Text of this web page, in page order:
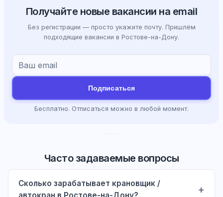
Получайте новые вакансии на email
Без регистрации — просто укажите почту. Пришлём
подходящие вакансии в Ростове-на-Дону.
Подписаться
Бесплатно. Отписаться можно в любой момент.
Часто задаваемые вопросы
Сколько зарабатывает крановщик /